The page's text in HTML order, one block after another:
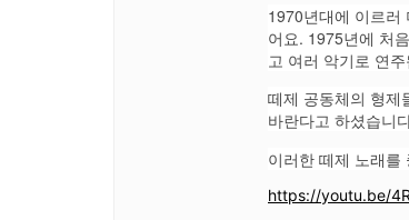
1970년대에 이르러
어요. 1975년에 처
고 여러 악기로 연
떼제 공동체의 형제
바란다고 하셨습니
이러한 떼제 노래를
https://youtu.be/